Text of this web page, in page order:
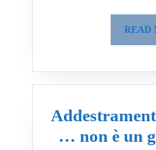
READ
… non è un